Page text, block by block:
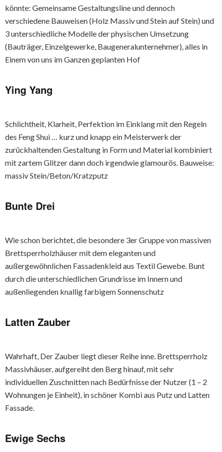
könnte: Gemeinsame Gestaltungsline und dennoch
verschiedene Bauweisen (Holz Massiv und Stein auf Stein) und
3 unterschiedliche Modelle der physischen Umsetzung
(Bauträger, Einzelgewerke, Baugeneralunternehmer), alles in
Einem von uns im Ganzen geplanten Hof
Ying Yang
Schlichtheit, Klarheit, Perfektion im Einklang mit den Regeln
des Feng Shui … kurz und knapp ein Meisterwerk der
zurückhaltenden Gestaltung in Form und Material kombiniert
mit zartem Glitzer dann doch irgendwie glamourös. Bauweise:
massiv Stein/Beton/Kratzputz
Bunte Drei
Wie schon berichtet, die besondere 3er Gruppe von massiven
Brettsperrholzhäuser mit dem eleganten und
außergewöhnlichen Fassadenkleid aus Textil Gewebe. Bunt
durch die unterschiedlichen Grundrisse im Innern und
außenliegenden knallig farbigem Sonnenschutz
Latten Zauber
Wahrhaft, Der Zauber liegt dieser Reihe inne. Brettsperrholz
Massivhäuser, aufgereiht den Berg hinauf, mit sehr
individuellen Zuschnitten nach Bedürfnisse der Nutzer (1 – 2
Wohnungen je Einheit), in schöner Kombi aus Putz und Latten
Fassade.
Ewige Sechs